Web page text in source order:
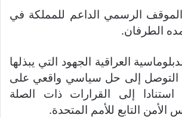
الرسمي الداعم للمملكة في
الطرفان.
العراقية الجهود التي يبذلها
إلى حل سياسي واقعي على
إلى القرارات ذات الصلة
التابع للأمم المتحدة.